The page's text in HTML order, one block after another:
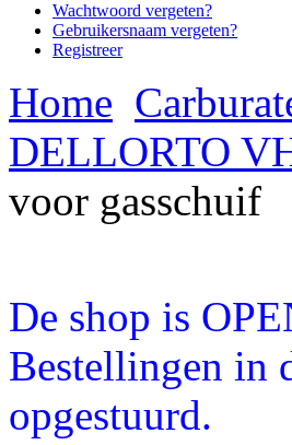
Wachtwoord vergeten?
Gebruikersnaam vergeten?
Registreer
Home
DELLORTO
voor gasschuif
De shop is
Bestellingen in
opgestuurd.